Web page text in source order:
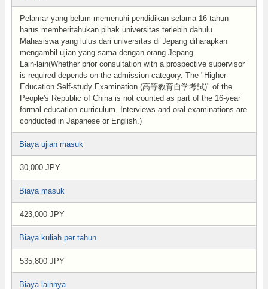
Pelamar yang belum memenuhi pendidikan selama 16 tahun
harus memberitahukan pihak universitas terlebih dahulu
Mahasiswa yang lulus dari universitas di Jepang diharapkan
mengambil ujian yang sama dengan orang Jepang
Lain-lain(Whether prior consultation with a prospective supervisor
is required depends on the admission category. The "Higher
Education Self-study Examination (高等教育自学考試)" of the
People's Republic of China is not counted as part of the 16-year
formal education curriculum. Interviews and oral examinations are
conducted in Japanese or English.)
Biaya ujian masuk
30,000 JPY
Biaya masuk
423,000 JPY
Biaya kuliah per tahun
535,800 JPY
Biaya lainnya